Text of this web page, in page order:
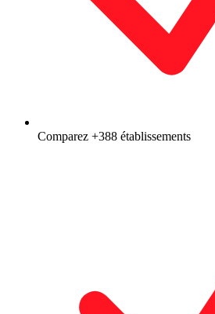
Comparez +388 établissements